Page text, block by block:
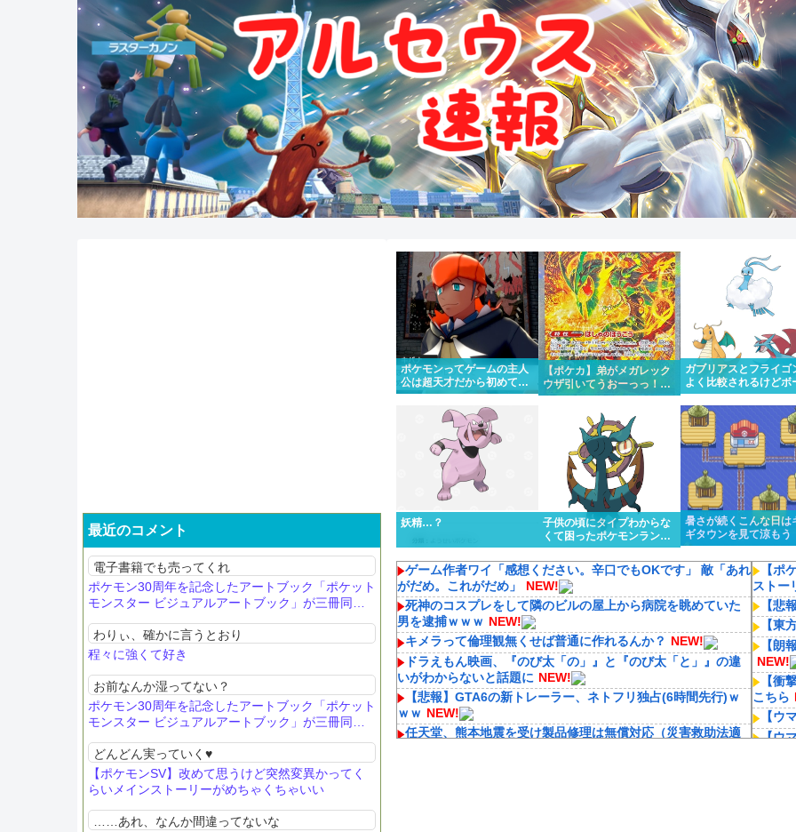
ポケモンってゲームの主人
公は超天才だから初めて出
場したポケモンリーグもさ
くっと優勝しちゃうけど…
【ポケカ】弟がメガレック
ウザ引いてうおーっっ！！
かっけー！！って一緒にな
ってるんだけど…
ガブリアスとフライゴ
よく比較されるけどボ
ンダやカイリューとチ
リスってあんまり比較
ないよね
妖精…？
子供の頃にタイプわからな
くて困ったポケモンランキ
ング１位はる
暑さが続くこんな日は
ギタウンを見て涼もう
ゲーム作者ワイ「感想ください。辛口でもOKです」 敵「あれ
がだめ。これがだめ」
NEW!
死神のコスプレをして隣のビルの屋上から病院を眺めていた
男を逮捕ｗｗｗ NEW!
キメラって倫理観無くせば普通に作れるんか？ NEW!
ドラえもん映画、『のび太「の」』と『のび太「と」』の違
いがわからないと話題に NEW!
【悲報】GTA6の新トレーラー、ネトフリ独占(6時間先行)ｗ
ｗｗ NEW!
任天堂、熊本地震を受け製品修理は無償対応（災害救助法適
【ポ
ストー
【悲
【東
【朗
NEW!
【衝
こちら
【ウ
【ウ
最近のコメント
電子書籍でも売ってくれ
ポケモン30周年を記念したアートブック「ポケット
モンスター ビジュアルアートブック」が三冊同時
わりぃ、確かに言うとおり
程々に強くて好き
お前なんか湿ってない？
ポケモン30周年を記念したアートブック「ポケット
モンスター ビジュアルアートブック」が三冊同時
どんどん実っていく♥
【ポケモンSV】改めて思うけど突然変異かってく
らいメインストーリーがめちゃくちゃいい
……あれ、なんか間違ってないな